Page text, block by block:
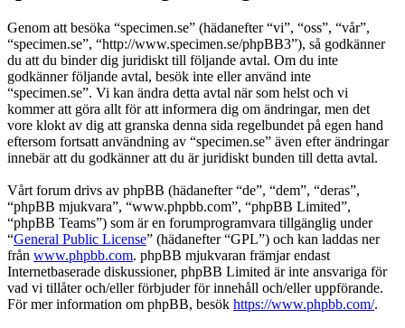
Genom att besöka “specimen.se” (hädanefter “vi”, “oss”, “vår”,
“specimen.se”, “http://www.specimen.se/phpBB3”), så godkänner
du att du binder dig juridiskt till följande avtal. Om du inte
godkänner följande avtal, besök inte eller använd inte
“specimen.se”. Vi kan ändra detta avtal när som helst och vi
kommer att göra allt för att informera dig om ändringar, men det
vore klokt av dig att granska denna sida regelbundet på egen hand
eftersom fortsatt användning av “specimen.se” även efter ändringar
innebär att du godkänner att du är juridiskt bunden till detta avtal.
Vårt forum drivs av phpBB (hädanefter “de”, “dem”, “deras”,
“phpBB mjukvara”, “www.phpbb.com”, “phpBB Limited”,
“phpBB Teams”) som är en forumprogramvara tillgänglig under
“General Public License” (hädanefter “GPL”) och kan laddas ner
från www.phpbb.com. phpBB mjukvaran främjar endast
Internetbaserade diskussioner, phpBB Limited är inte ansvariga för
vad vi tillåter och/eller förbjuder för innehåll och/eller uppförande.
För mer information om phpBB, besök https://www.phpbb.com/.